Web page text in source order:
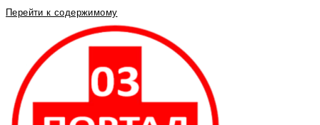
Перейти к содержимому